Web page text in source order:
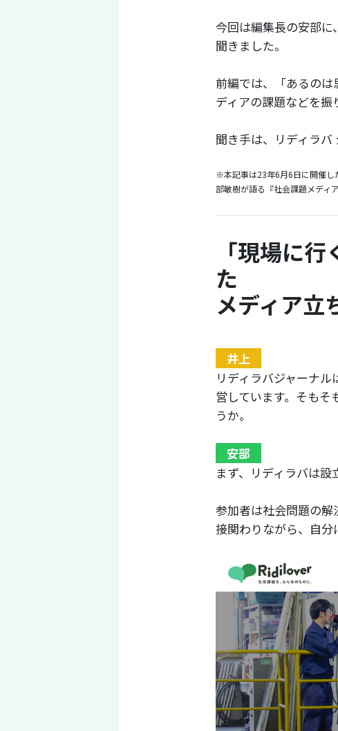
今回は編集長の安部
聞きました。
前編では、「あるの
ディアの課題などを振
聞き手は、リディラバ
※本記事は23年6月6日に開催し
部敏樹が語る『社会課題メディ
「現場に
た
メディア立
井上
リディラバジャーナ
営しています。そもそ
うか。
安部
まず、リディラバは設
参加者は社会問題の
接関わりながら、自分